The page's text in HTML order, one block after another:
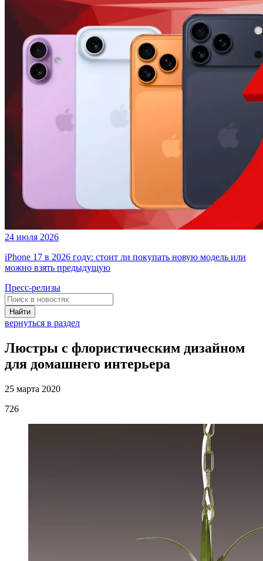
24 июля 2026
iPhone 17 в 2026 году: стоит ли покупать новую модель или
можно взять предыдущую
Пресс-релизы
Найти
вернуться в раздел
Люстры с флористическим дизайном
для домашнего интерьера
25 марта 2020
726